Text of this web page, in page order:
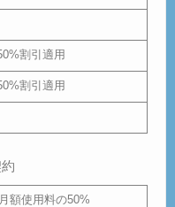
割引適用
割引適用
月額使用料の50%